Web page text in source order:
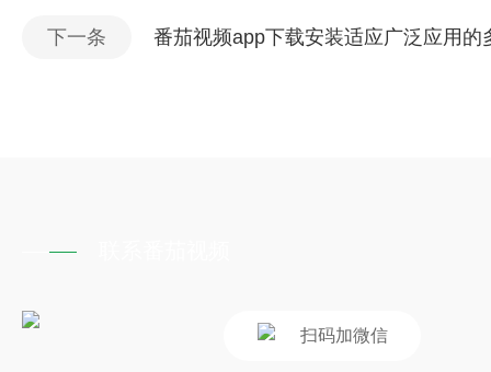
下一条 番茄视频app下载安装适应广泛应用的
扫码加微信